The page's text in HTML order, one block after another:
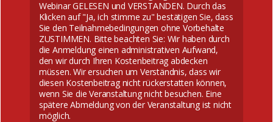
Webinar GELESEN und VERSTANDEN. Durch das
Klicken auf "Ja, ich stimme zu" bestätigen Sie, dass
Sie den Teilnahmebedingungen ohne Vorbehalte
ZUSTIMMEN. Bitte beachten Sie: Wir haben durch
die Anmeldung einen administrativen Aufwand,
den wir durch Ihren Kostenbeitrag abdecken
müssen. Wir ersuchen um Verständnis, dass wir
diesen Kostenbeitrag nicht rückerstatten können,
wenn Sie die Veranstaltung nicht besuchen. Eine
spätere Abmeldung von der Veranstaltung ist nicht
möglich.